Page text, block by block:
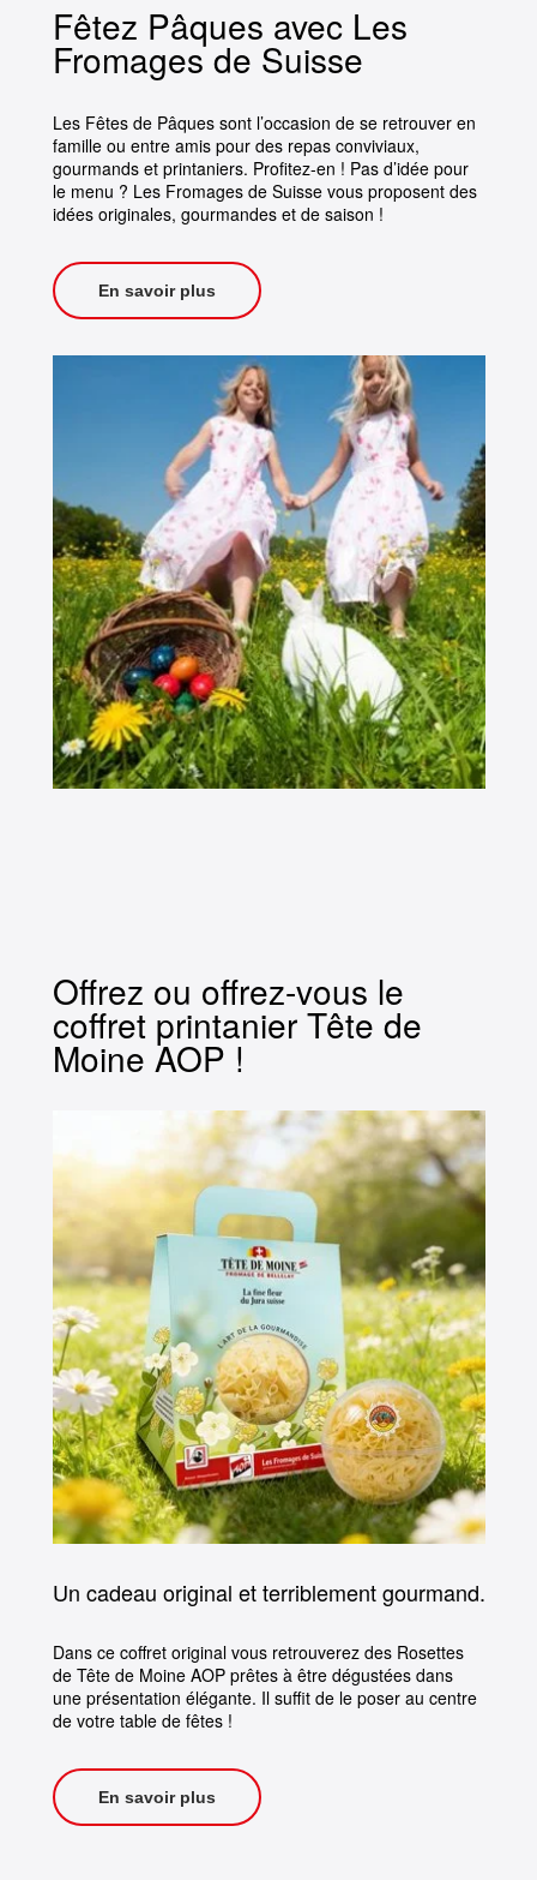
Fêtez Pâques avec Les
Fromages de Suisse
Les Fêtes de Pâques sont l’occasion de se retrouver en
famille ou entre amis pour des repas conviviaux,
gourmands et printaniers. Profitez-en ! Pas d’idée pour
le menu ? Les Fromages de Suisse vous proposent des
idées originales, gourmandes et de saison !
En savoir plus
Offrez ou offrez-vous le
coffret printanier Tête de
Moine AOP !
Un cadeau original et terriblement gourmand.
Dans ce coffret original vous retrouverez des Rosettes
de Tête de Moine AOP prêtes à être dégustées dans
une présentation élégante. Il suffit de le poser au centre
de votre table de fêtes !
En savoir plus